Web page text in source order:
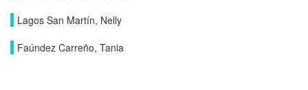
Lagos San Martín, Nelly
Faúndez Carreño, Tania